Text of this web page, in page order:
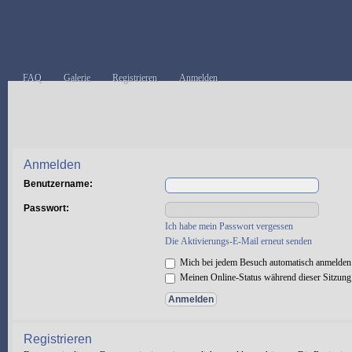
FAQ Galerie Registrieren Anmelden
Anmelden
Benutzername:
Passwort:
Ich habe mein Passwort vergessen
Die Aktivierungs-E-Mail erneut senden
Mich bei jedem Besuch automatisch anmelden
Meinen Online-Status während dieser
Registrieren